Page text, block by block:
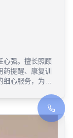
心强。擅长照顾
提醒、康复训
心服务，为长